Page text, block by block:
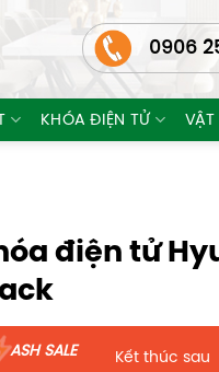
0906
KHÓA ĐIỆN TỬ VẬT
điện tử
ASH SALE Kết thúc sau